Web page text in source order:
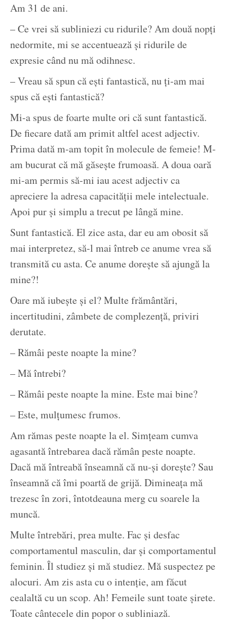
Am 31 de ani.
– Ce vrei să subliniezi cu ridurile? Am două nopți
nedormite, mi se accentuează și ridurile de
expresie când nu mă odihnesc.
– Vreau să spun că ești fantastică, nu ți-am mai
spus că ești fantastică?
Mi-a spus de foarte multe ori că sunt fantastică.
De fiecare dată am primit altfel acest adjectiv.
Prima dată m-am topit în molecule de femeie! M-
am bucurat că mă găsește frumoasă. A doua oară
mi-am permis să-mi iau acest adjectiv ca
apreciere la adresa capacității mele intelectuale.
Apoi pur și simplu a trecut pe lângă mine.
Sunt fantastică. El zice asta, dar eu am obosit să
mai interpretez, să-l mai întreb ce anume vrea să
transmită cu asta. Ce anume dorește să ajungă la
mine?!
Oare mă iubește și el? Multe frământări,
incertitudini, zâmbete de complezență, priviri
derutate.
– Rămâi peste noapte la mine?
– Mă întrebi?
– Rămâi peste noapte la mine. Este mai bine?
– Este, mulțumesc frumos.
Am rămas peste noapte la el. Simțeam cumva
agasantă întrebarea dacă rămân peste noapte.
Dacă mă întreabă înseamnă că nu-și dorește? Sau
înseamnă că îmi poartă de grijă. Dimineața mă
trezesc în zori, întotdeauna merg cu soarele la
muncă.
Multe întrebări, prea multe. Fac și desfac
comportamentul masculin, dar și comportamentul
feminin. Îl studiez și mă studiez. Mă suspectez pe
alocuri. Am zis asta cu o intenție, am făcut
cealaltă cu un scop. Ah! Femeile sunt toate șirete.
Toate cântecele din popor o subliniază.